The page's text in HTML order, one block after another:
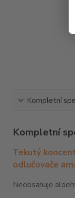
Kompletní
Kompletní
Tekutý
odlučovače
Neobsahuje